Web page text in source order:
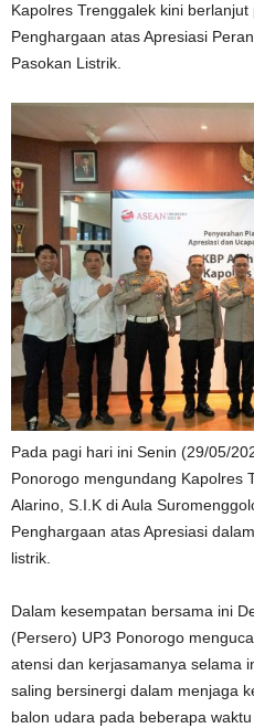
Kapolres Trenggalek kini
Penghargaan atas Apresiasi
Pasokan Listrik.
Pada pagi hari ini Senin (29/05/
Ponorogo mengundang Kapolres
Alarino, S.I.K di Aula
Penghargaan atas Apresiasi
listrik.
Dalam kesempatan bersama ini
(Persero) UP3 Ponorogo
atensi dan kerjasamanya selama
saling bersinergi dalam menjaga
balon udara pada beberapa